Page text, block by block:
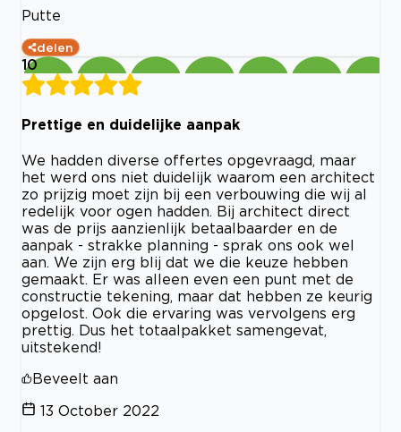
Putte
delen
10
Prettige en duidelijke aanpak
We hadden diverse offertes opgevraagd, maar
het werd ons niet duidelijk waarom een architect
zo prijzig moet zijn bij een verbouwing die wij al
redelijk voor ogen hadden. Bij architect direct
was de prijs aanzienlijk betaalbaarder en de
aanpak - strakke planning - sprak ons ook wel
aan. We zijn erg blij dat we die keuze hebben
gemaakt. Er was alleen even een punt met de
constructie tekening, maar dat hebben ze keurig
opgelost. Ook die ervaring was vervolgens erg
prettig. Dus het totaalpakket samengevat,
uitstekend!
Beveelt aan
13 October 2022